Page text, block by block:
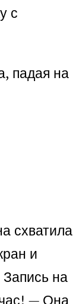
с
падая на
схватила
и
на
— Она